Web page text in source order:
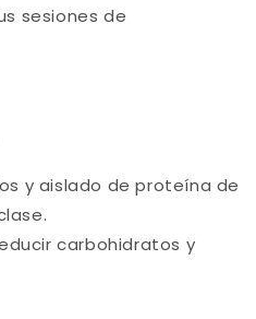
sesiones de
y aislado de proteína de
carbohidratos y